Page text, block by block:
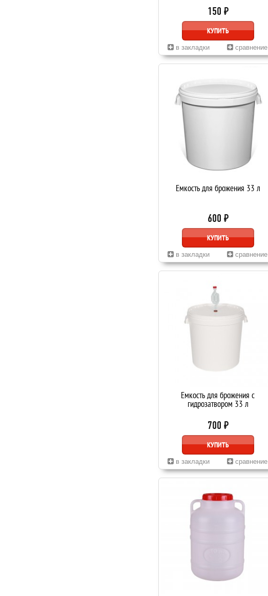
150 ₽
КУПИТЬ
в закладки сравнение
Емкость для брожения 33 л
600 ₽
КУПИТЬ
в закладки сравнение
Емкость для брожения с
гидрозатвором 33 л
700 ₽
КУПИТЬ
в закладки сравнение